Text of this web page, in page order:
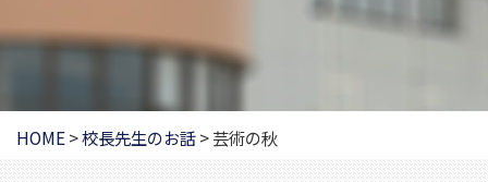
プ
HOME>校長先生のお話>芸術の秋